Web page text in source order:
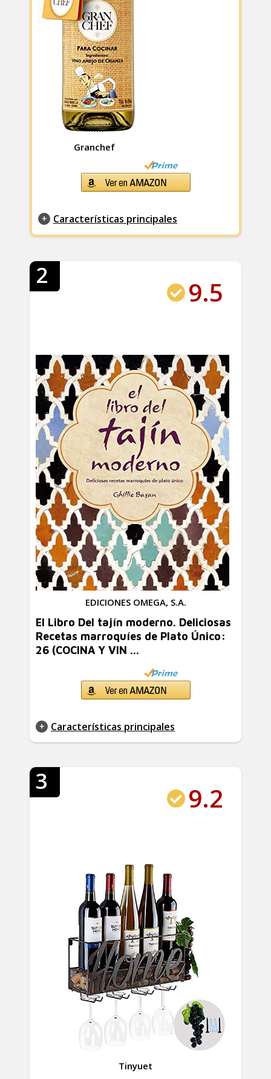
Granchef
Características principales
2
9.5
EDICIONES OMEGA, S.A.
El Libro Del tajín moderno. Deliciosas
Recetas marroquíes de Plato Único:
26 (COCINA Y VIN ...
Características principales
3
9.2
Tinyuet